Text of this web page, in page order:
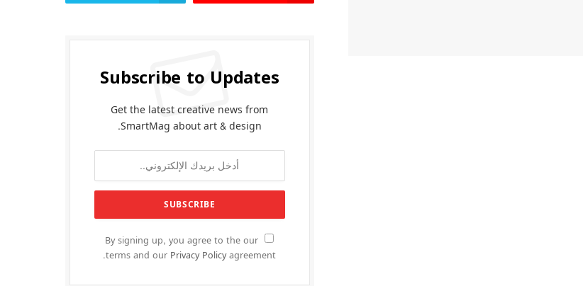
Subscribe to Updates
Get the latest creative news from
SmartMag about art & design.
By signing up, you agree to the our
terms and our Privacy Policyagreement.